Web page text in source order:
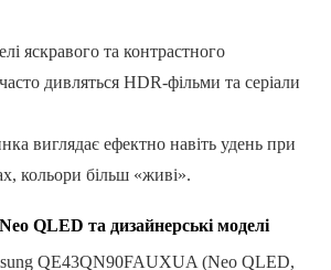
яскравого та контрастного
дивляться HDR-фільми та серіали
виглядає ефектно навіть удень при
кольори більш «живі».
QLED та дизайнерські моделі
QE43QN90FAUXUA (Neo QLED,